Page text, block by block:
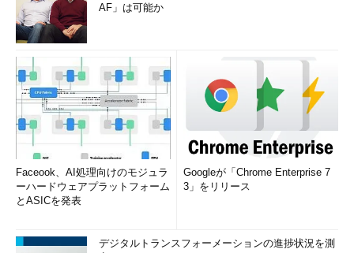
SQL Databaseの仮想コアモデルと同様に
リッド特典を利用できるので、これらの活用によるコスト削減も
検討してください。
●ネットワーク構成
Managed Instanceは、SQL Databaseとネットワーク構成が
異なり、パブリックなエンドポイント（アクセスポイント）を持
っていません。
Managed Instanceも接続のための「サーバ名」が付与されま
すが、このサーバ名で解決されるのは「プライベートIPアドレ
れた環境」が基本的な構成になります（フィードバックサイトで
AF」は可能か
Faceook、AI処理向けのモジュラ
ーハードウェアプラットフォーム
とASICを発表
Googleが「Chrome Enterprise 7
3」をリリース
デジタルトランスフォーメーションの進捗状況を測